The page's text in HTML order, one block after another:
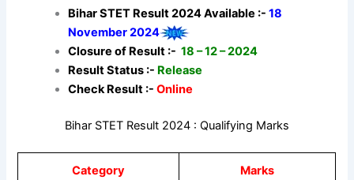
Bihar STET Result 2024 Available :- 18
November 2024
Closure of Result :-18 – 12 – 2024
Result Status :- Release
Check Result :-Online
Bihar STET Result 2024 : Qualifying Marks
Category Marks